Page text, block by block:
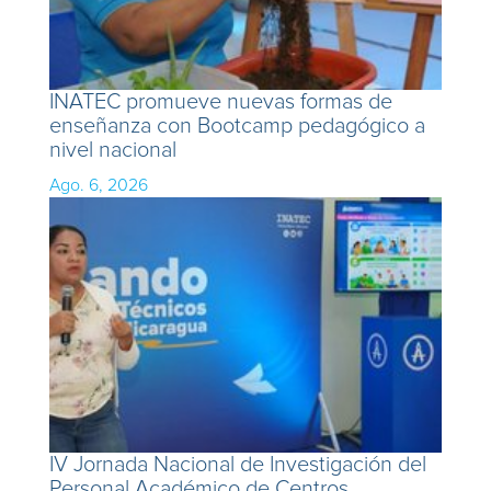
INATEC promueve nuevas formas de
enseñanza con Bootcamp pedagógico a
nivel nacional
Ago. 6, 2026
IV Jornada Nacional de Investigación del